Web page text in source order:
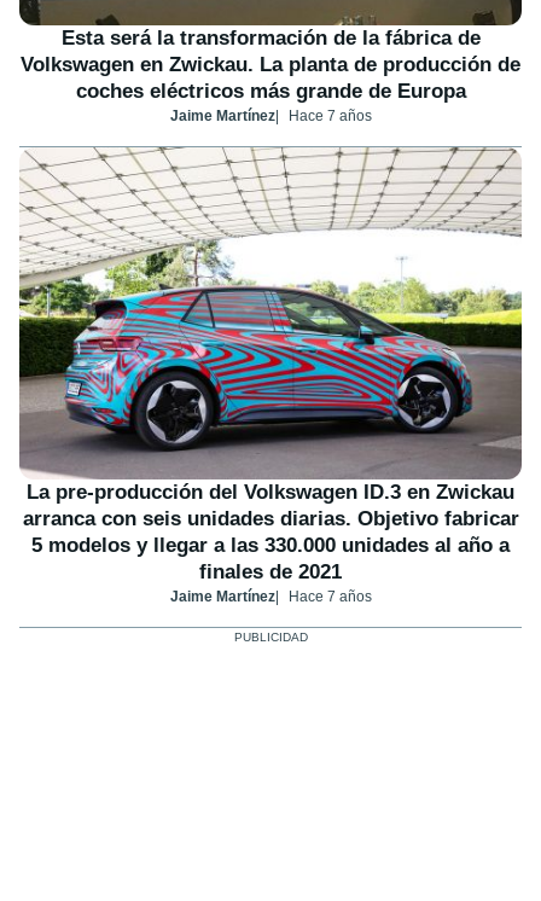
Esta será la transformación de la fábrica de
Volkswagen en Zwickau. La planta de producción de
coches eléctricos más grande de Europa
Jaime Martínez Hace 7 años
La pre-producción del Volkswagen ID.3 en Zwickau
arranca con seis unidades diarias. Objetivo fabricar
5 modelos y llegar a las 330.000 unidades al año a
finales de 2021
Jaime Martínez Hace 7 años